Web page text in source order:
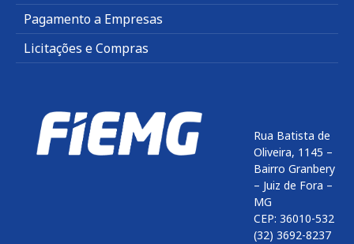
Pagamento a Empresas
Licitações e Compras
Rua Batista de
Oliveira, 1145 –
Bairro Granbery
– Juiz de Fora –
MG
CEP: 36010-532
(32) 3692-8237